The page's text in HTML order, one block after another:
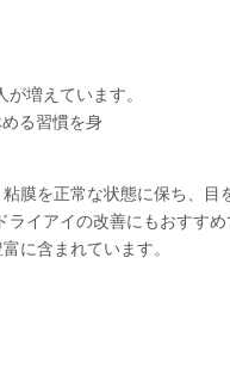
増えています。
る習慣を身
膜を正常な状態に保ち、目
イアイの改善にもおすすめ
富に含まれています。